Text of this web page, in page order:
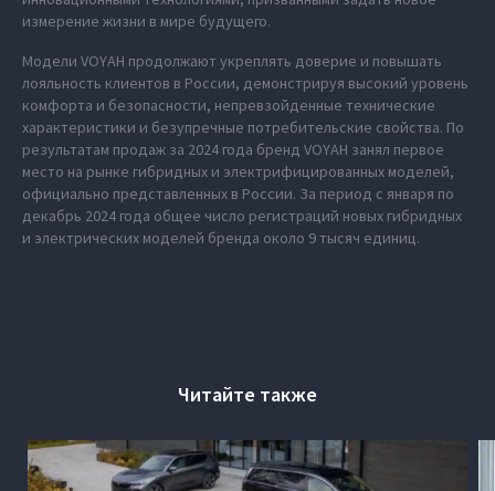
измерение жизни в мире будущего.
Модели VOYAH продолжают укреплять доверие и повышать
лояльность клиентов в России, демонстрируя высокий уровень
комфорта и безопасности, непревзойденные технические
характеристики и безупречные потребительские свойства. По
результатам продаж за 2024 года бренд VOYAH занял первое
место на рынке гибридных и электрифицированных моделей,
официально представленных в России. За период с января по
декабрь 2024 года общее число регистраций новых гибридных
и электрических моделей бренда около 9 тысяч единиц.
Читайте также